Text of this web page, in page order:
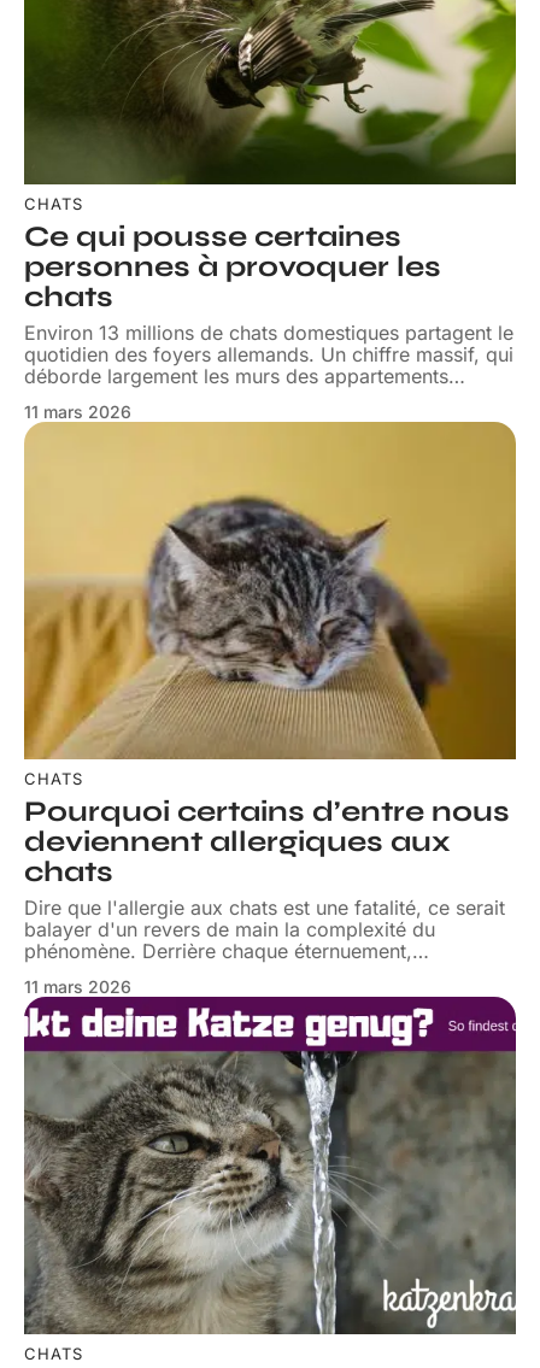
CHATS
Ce qui pousse certaines
personnes à provoquer les
chats
Environ 13 millions de chats domestiques partagent le
quotidien des foyers allemands. Un chiffre massif, qui
déborde largement les murs des appartements…
11 mars 2026
CHATS
Pourquoi certains d’entre nous
deviennent allergiques aux
chats
Dire que l'allergie aux chats est une fatalité, ce serait
balayer d'un revers de main la complexité du
phénomène. Derrière chaque éternuement,…
11 mars 2026
CHATS